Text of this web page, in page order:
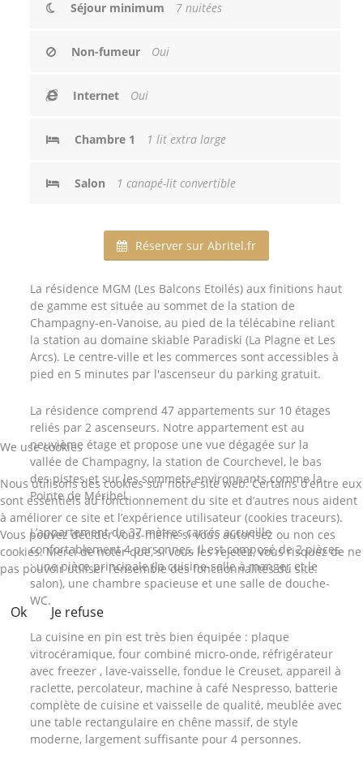
Séjour minimum 7 nuitées
Non-fumeur Oui
Internet Oui
Chambre 1 1 lit extra large
Salon 1 canapé-lit convertible
Réserver sur Abritel.fr
La résidence MGM (Les Balcons Etoilés) aux finitions haut
de gamme est située au sommet de la station de
Champagny-en-Vanoise, au pied de la télécabine reliant
la station au domaine skiable Paradiski (La Plagne et Les
Arcs). Le centre-ville et les commerces sont accessibles à
pied en 5 minutes par l'ascenseur du parking gratuit.
La résidence comprend 47 appartements sur 10 étages
reliés par 2 ascenseurs. Notre appartement est au
neuvième étage et propose une vue dégagée sur la
vallée de Champagny, la station de Courchevel, le bas
des pistes et sur les sommets environnants comme la
Pointe de Méribel.
L’appartement de 37 mètres carrés accueille
confortablement 4 personnes. Il est composé de 2 pièces
: une pièce principale (la cuisine-salle à manger et le
salon), une chambre spacieuse et une salle de douche-
WC.
La cuisine en pin est très bien équipée : plaque
vitrocéramique, four combiné micro-onde, réfrigérateur
avec freezer , lave-vaisselle, fondue le Creuset, appareil à
raclette, percolateur, machine à café Nespresso, batterie
complète de cuisine et vaisselle de qualité, meublée avec
une table rectangulaire en chêne massif, de style
moderne, largement suffisante pour 4 personnes.
We use cookies
Nous utilisons des cookies sur notre site web. Certains d’entre eux
sont essentiels au fonctionnement du site et d’autres nous aident
à améliorer ce site et l’expérience utilisateur (cookies traceurs).
Vous pouvez décider vous-même si vous autorisez ou non ces
cookies. Merci de noter que, si vous les rejetez, vous risquez de ne
pas pouvoir utiliser l’ensemble des fonctionnalités du site.
Ok Je refuse